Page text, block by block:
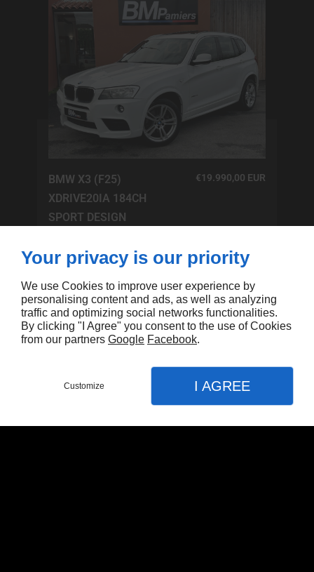
BMW X3 (F25)
XDRIVE20IA 184CH
SPORT DESIGN
€19.990,00 EUR
Your privacy is our priority
We use Cookies to improve user experience by
personalising content and ads, as well as analyzing
traffic and optimizing social networks functionalities.
By clicking "I Agree" you consent to the use of Cookies
from our partners Google Facebook.
Customize I AGREE